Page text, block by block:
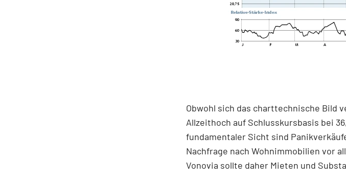
Obwohl sich das charttechnische Bild
Allzeithoch auf Schlusskursbasis bei
fundamentaler Sicht sind
Nachfrage nach Wohnimmobilien vor
Vonovia sollte daher Mieten und